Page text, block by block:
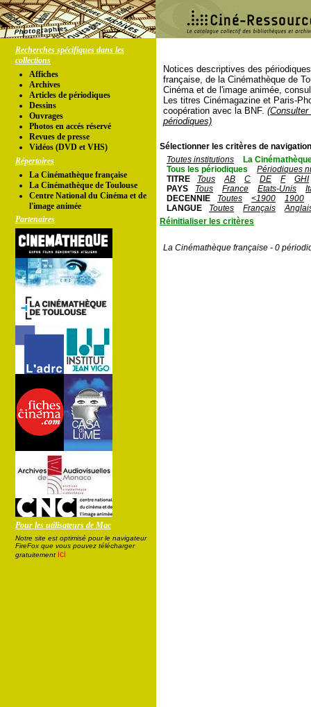
Recherches spécifiques dans les
collections
Affiches
Archives
Articles de périodiques
Dessins
Ouvrages
Photos en accés réservé
Revues de presse
Vidéos (DVD et VHS)
Répertoires
La Cinémathèque française
La Cinémathèque de Toulouse
Centre National du Cinéma et de
l'image animée
Partenaires
Pour les utilisateurs de Mac
Notre site est optimisé pour le navigateur
FireFox que vous pouvez télécharger
gratuitement ici
Notices descriptives des
française, de la Cinémathèque de
Cinéma et de l'image animée,
Les titres Cinémagazine et Paris-
coopération avec la BNF.
périodiques)
Sélectionner les critères de
Toutes institutions
La
Tous les périodiques
Périodiques
TITRE
Tous AB C DE F
GHI
PAYS
Tous France Etats-Unis
DECENNIE
Toutes <1900
1900
LANGUE
Toutes Français
Réinitialiser les critères
La Cinémathèque française - 0